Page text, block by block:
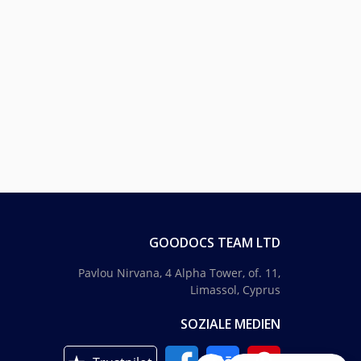
GOODOCS TEAM LTD
Pavlou Nirvana, 4 Alpha Tower, of. 11,
Limassol, Cyprus
SOZIALE MEDIEN